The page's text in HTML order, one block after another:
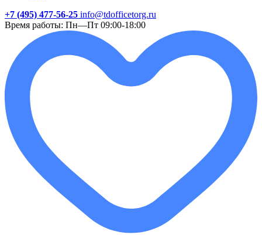
+7 (495) 477-56-25 info@tdofficetorg.ru
Время работы: Пн—Пт 09:00-18:00